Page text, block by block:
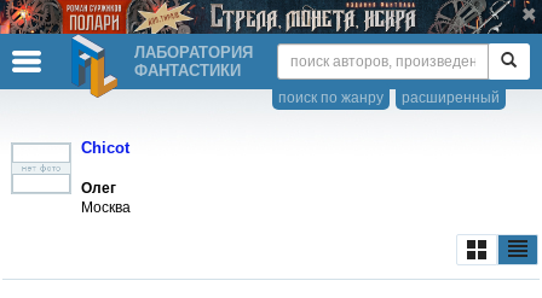
ЛАБОРАТОРИЯ
ФАНТАСТИКИ
расширенный
поиск по жанру
Chicot
Олег
Москва